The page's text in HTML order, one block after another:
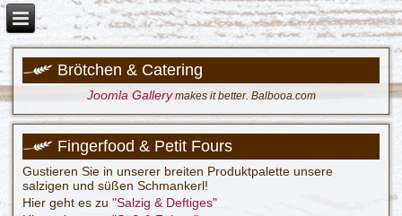
Brötchen & Catering
Joomla Gallerymakes it better. Balbooa.com
Fingerfood & Petit Fours
Gustieren Sie in unserer breiten Produktpalette unsere
salzigen und süßen Schmankerl!
Hier geht es zu"Salzig & Deftiges"